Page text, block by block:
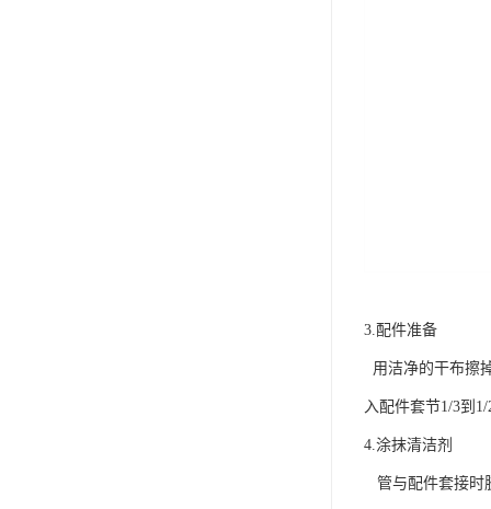
3.配件准备
用洁净的干布擦
入配件套节1/3到1/
4.涂抹清洁剂
管与配件套接时